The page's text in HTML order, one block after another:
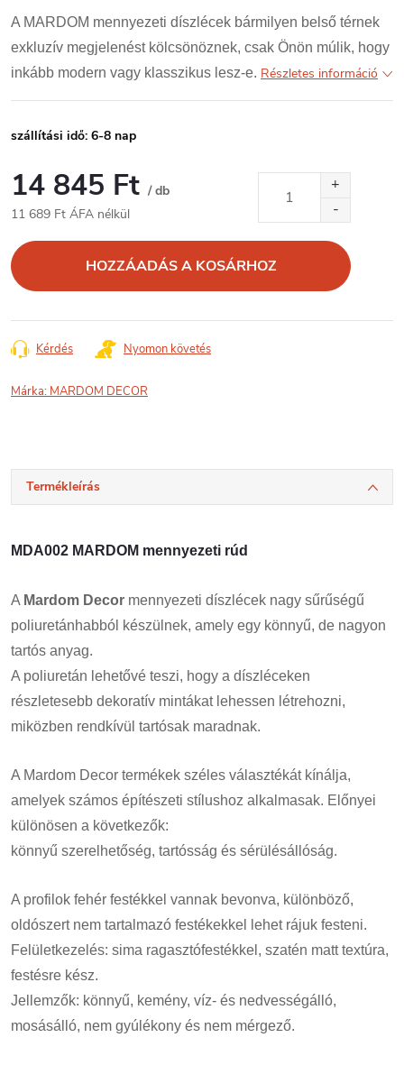
A MARDOM mennyezeti díszlécek bármilyen belső térnek
exkluzív megjelenést kölcsönöznek, csak Önön múlik, hogy
inkább modern vagy klasszikus lesz-e. Részletes információ
szállítási idő: 6-8 nap
14 845 Ft / db
11 689 Ft ÁFA nélkül
HOZZÁADÁS A KOSÁRHOZ
Kérdés Nyomon követés
Márka: MARDOM DECOR
Termékleírás
MDA002 MARDOM mennyezeti rúd
A Mardom Decor mennyezeti díszlécek nagy sűrűségű
poliuretánhabból készülnek, amely egy könnyű, de nagyon
tartós anyag.
A poliuretán lehetővé teszi, hogy a díszléceken
részletesebb dekoratív mintákat lehessen létrehozni,
miközben rendkívül tartósak maradnak.
A Mardom Decor termékek széles választékát kínálja,
amelyek számos építészeti stílushoz alkalmasak. Előnyei
különösen a következők:
könnyű szerelhetőség, tartósság és sérülésállóság.
A profilok fehér festékkel vannak bevonva, különböző,
oldószert nem tartalmazó festékekkel lehet rájuk festeni.
Felületkezelés: sima ragasztófestékkel, szatén matt textúra,
festésre kész.
Jellemzők: könnyű, kemény, víz- és nedvességálló,
mosásálló, nem gyúlékony és nem mérgező.